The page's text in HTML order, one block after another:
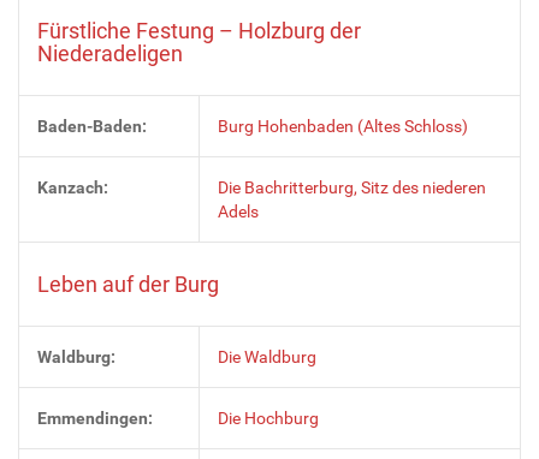
Fürstliche Festung – Holzburg der
Niederadeligen
Baden-Baden: Burg Hohenbaden (Altes Schloss)
Kanzach:
Die Bachritterburg, Sitz des niederen
Adels
Leben auf der Burg
Waldburg: Die Waldburg
Emmendingen: Die Hochburg